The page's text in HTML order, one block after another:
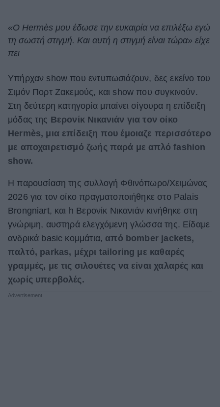
Deco
Cooking
Αφιερώματα
ΒΟΞ
Χωρίς Ταμπέλες
Women's Forum
Hautes Grecians
Γάμος
«Ο Hermès μου έδωσε την ευκαιρία να επιλέξω εγώ
τη σωστή στιγμή. Και αυτή η στιγμή είναι τώρα» είχε
πει
Υπήρχαν show που εντυπωσιάζουν, δες εκείνο του
Σιμόν Πορτ Ζακεμούς, και show που συγκινούν.
Στη δεύτερη κατηγορία μπαίνει σίγουρα η επίδειξη
μόδας της Βερονίκ Νικανιάν για τον οίκο
Hermès, μια επίδειξη που έμοιαζε περισσότερο
με αποχαιρετισμό ζωής παρά με απλό fashion
show.
H παρουσίαση της συλλογή Φθινόπωρο/Χειμώνας
2026 για τον οίκο πραγματοποιήθηκε στο Palais
Brongniart, και h Βερονίκ Νικανιάν κινήθηκε στη
γνώριμη, αυστηρά ελεγχόμενη γλώσσα της. Είδαμε
ανδρικά basic κομμάτια, από bomber jackets,
παλτό, parkas, μέχρι tailoring με καθαρές
γραμμές, με τις σιλουέτες να είναι χαλαρές και
χωρίς υπερβολές.